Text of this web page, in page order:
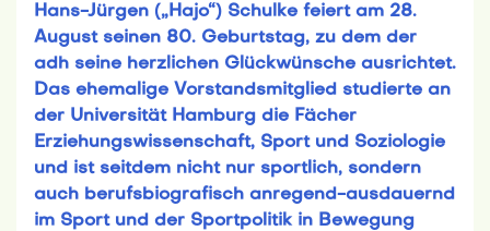
Hans-Jürgen („Hajo“) Schulke feiert am 28.
August seinen 80. Geburtstag, zu dem der
adh seine herzlichen Glückwünsche ausrichtet.
Das ehemalige Vorstandsmitglied studierte an
der Universität Hamburg die Fächer
Erziehungswissenschaft, Sport und Soziologie
und ist seitdem nicht nur sportlich, sondern
auch berufsbiografisch anregend-ausdauernd
im Sport und der Sportpolitik in Bewegung